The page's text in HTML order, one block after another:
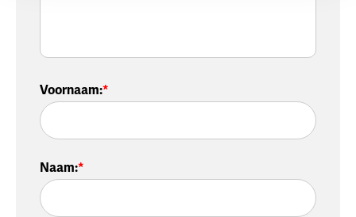
Voornaam:
Naam: